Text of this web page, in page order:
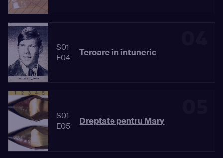
S01
E04
Teroare în întuneric
S01
E05
Dreptate pentru Mary